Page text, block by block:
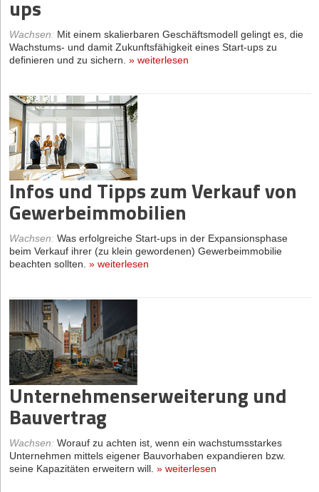
ups
Wachsen: Mit einem skalierbaren Geschäftsmodell gelingt es, die
Wachstums- und damit Zukunftsfähigkeit eines Start-ups zu
definieren und zu sichern. » weiterlesen
Infos und Tipps zum Verkauf von
Gewerbeimmobilien
Wachsen: Was erfolgreiche Start-ups in der Expansionsphase
beim Verkauf ihrer (zu klein gewordenen) Gewerbeimmobilie
beachten sollten. » weiterlesen
Unternehmenserweiterung und
Bauvertrag
Wachsen: Worauf zu achten ist, wenn ein wachstumsstarkes
Unternehmen mittels eigener Bauvorhaben expandieren bzw.
seine Kapazitäten erweitern will. » weiterlesen